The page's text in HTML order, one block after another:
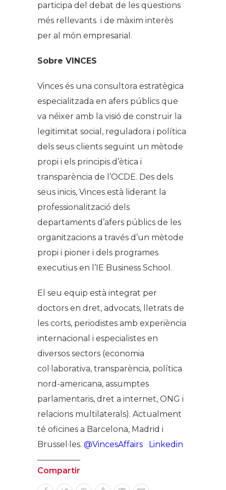
participa del debat de les qüestions
més rellevants i de màxim interès
per al món empresarial.
Sobre VINCES
Vinces és una consultora estratègica
especialitzada en afers públics que
va néixer amb la visió de construir la
legitimitat social, reguladora i política
dels seus clients seguint un mètode
propi i els principis d’ètica i
transparència de l’OCDE. Des dels
seus inicis, Vinces està liderant la
professionalització dels
departaments d’afers públics de les
organitzacions a través d’un mètode
propi i pioner i dels programes
executius en l’IE Business School.
El seu equip està integrat per
doctors en dret, advocats, lletrats de
les corts, periodistes amb experiència
internacional i especialistes en
diversos sectors (economia
col·laborativa, transparència, política
nord-americana, assumptes
parlamentaris, dret a internet, ONG i
relacions multilaterals). Actualment
té oficines a Barcelona, Madrid i
Brussel·les. @VincesAffairs Linkedin
Compartir